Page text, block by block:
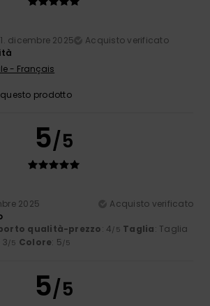
dicembre 2025
Acquisto verificato
- Français
prodotto
5/5
2025
Acquisto verificato
qualità-prezzo: 4/5 Taglia: Taglia
3/5 Colore: 5/5
5/5